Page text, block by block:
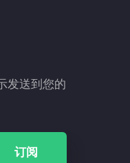
发送到您的
订阅